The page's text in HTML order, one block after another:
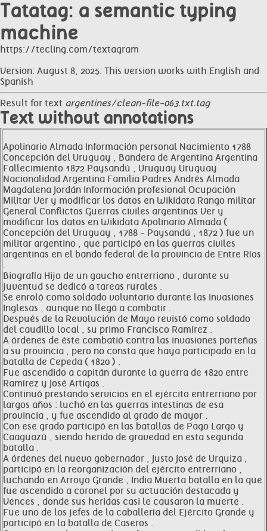
Tatatag: a semantic typing
machine
https://tecling.com/textagram
Version: August 8, 2025: This version works with English and
Spanish
Result for text argentines/clean-file-063.txt.tag
Text without annotations
Apolinario Almada Información personal Nacimiento 1788
Concepción del Uruguay , Bandera de Argentina Argentina
Fallecimiento 1872 Paysandú , Uruguay Uruguay
Nacionalidad Argentina Familia Padres Andrés Almada
Magdalena Jordán Información profesional Ocupación
Militar Ver y modificar los datos en Wikidata Rango militar
General Conflictos Guerras civiles argentinas Ver y
modificar los datos en Wikidata Apolinario Almada (
Concepción del Uruguay , 1788 - Paysandú , 1872 ) fue un
militar argentino , que participó en las guerras civiles
argentinas en el bando federal de la provincia de Entre Ríos
.
Biografía Hijo de un gaucho entrerriano , durante su
juventud se dedicó a tareas rurales .
Se enroló como soldado voluntario durante las Invasiones
Inglesas , aunque no llegó a combatir .
Después de la Revolución de Mayo revistó como soldado
del caudillo local , su primo Francisco Ramírez .
A órdenes de éste combatió contra las invasiones porteñas
a su provincia , pero no consta que haya participado en la
batalla de Cepeda ( 1820 ) .
Fue ascendido a capitán durante la guerra de 1820 entre
Ramírez y José Artigas .
Continuó prestando servicios en el ejército entrerriano por
largos años : luchó en las guerras intestinas de esa
provincia , y fue ascendido al grado de mayor .
Con ese grado participó en las batallas de Pago Largo y
Caaguazú , siendo herido de gravedad en esta segunda
batalla .
A órdenes del nuevo gobernador , Justo José de Urquiza ,
participó en la reorganización del ejército entrerriano ,
luchando en Arroyo Grande , India Muerta batalla en la que
fue ascendido a coronel por su actuación destacada y
Vences , donde sus heridas casi le causaron la muerte .
Fue uno de los jefes de la caballería del Ejército Grande y
participó en la batalla de Caseros .